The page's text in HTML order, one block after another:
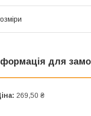
для
269,50 ₴